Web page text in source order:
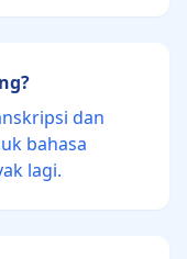
dan
bahasa
lagi.